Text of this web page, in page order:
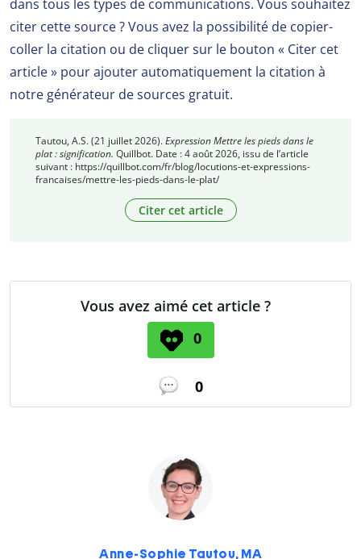
dans tous les types de communications. Vous souhaitez
citer cette source ? Vous avez la possibilité de copier-
coller la citation ou de cliquer sur le bouton « Citer cet
article » pour ajouter automatiquement la citation à
notre générateur de sources gratuit.
Tautou, A.S. (21 juillet 2026).Expression Mettre les pieds dans le
plat : signification. Quillbot. Date : 4 août 2026, issu de l’article
suivant : https://quillbot.com/fr/blog/locutions-et-expressions-
francaises/mettre-les-pieds-dans-le-plat/
Citer cet article
Vous avez aimé cet article ?
0
0
Anne-Sophie Tautou, MA